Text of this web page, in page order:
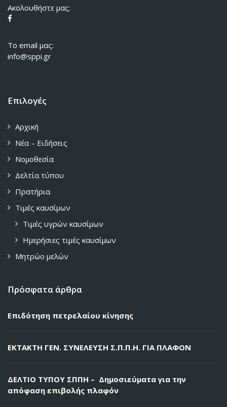
Ακολουθήστε μας:
To email μας:
info@sppi.gr
Επιλογές
Αρχική
Νέα – Ειδήσεις
Νομοθεσία
Δελτία τύπου
Πρατήρια
Τιμές καυσίμων
Τιμές υγρών καυσίμων
Ημερήσιες τιμές καυσίμων
Μητρώο μελών
Πρόσφατα άρθρα
Επιδότηση πετρελαίου κίνησης
ΕΚΤΑΚΤΗ ΓΕΝ. ΣΥΝΕΛΕΥΣΗ Σ.Π.Π.Η. ΓΙΑ ΠΛΑΦΟΝ
ΔΕΛΤΙΟ ΤΥΠΟΥ ΣΠΠΗ – Δημοσιεύματα για την
απόφαση επιβολής πλαφόν